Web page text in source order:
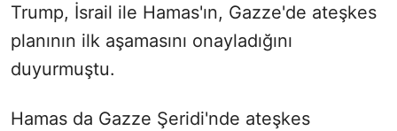
Trump, İsrail ile Hamas'ın, Gazze'de ateşkes
planının ilk aşamasını onayladığını
duyurmuştu.
Hamas da Gazze Şeridi'nde ateşkes